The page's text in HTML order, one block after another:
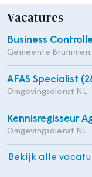
Vacatures
Business
Gemeente Brummen
AFAS Specialist
Omgevingsdienst NL
Kennisregisseur
Omgevingsdienst NL
Bekijk alle